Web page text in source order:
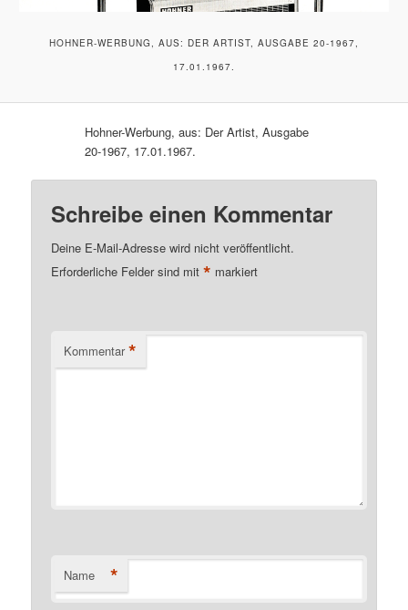
HOHNER-WERBUNG, AUS: DER ARTIST, AUSGABE 20-1967,
17.01.1967.
Hohner-Werbung, aus: Der Artist, Ausgabe
20-1967, 17.01.1967.
Schreibe einen Kommentar
Deine E-Mail-Adresse wird nicht veröffentlicht.
Erforderliche Felder sind mit* markiert
Kommentar *
Name *